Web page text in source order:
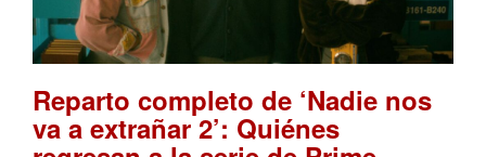
Reparto completo de ‘Nadie nos
va a extrañar 2’: Quiénes